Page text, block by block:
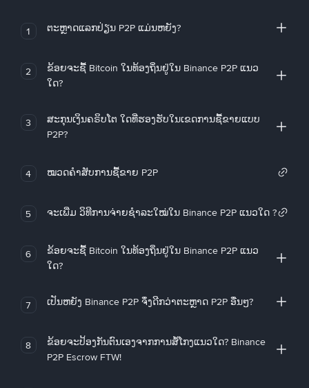
1 ຕະຫຼາດແລກປ່ຽນ P2P ແມ່ນຫຍັງ?
2
ຂ້ອຍຈະຊື້ Bitcoin ໃນທ້ອງຖິ່ນຢູ່ໃນ Binance P2P ແນວ
ໃດ?
3
ສະກຸນເງິນຄຣິບໂຕ ໃດທີ່ຮອງຮັບໃນເຂດການຊື້ຂາຍແບບ
P2P?
4 ໝວດຄໍາສັບການຊື້ຂາຍ P2P
5 ຈະເພີ່ມ ວິທີການຈ່າຍຊຳລະໃໝ່ໃນ Binance P2P ແນວໃດ ?
6
ຂ້ອຍຈະຊື້ Bitcoin ໃນທ້ອງຖິ່ນຢູ່ໃນ Binance P2P ແນວ
ໃດ?
7 ເປັນຫຍັງ Binance P2P ຈຶ່ງດີກວ່າຕະຫຼາດ P2P ອື່ນໆ?
8
ຂ້ອຍຈະປ້ອງກັນຕົນເອງຈາກການສໍ້ໂກງແນວໃດ? Binance
P2P Escrow FTW!